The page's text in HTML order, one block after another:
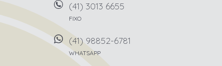
(41) 3013 6655
FIXO
(41) 98852-6781
WHATSAPP